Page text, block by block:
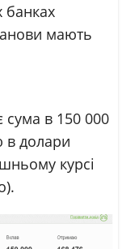
банках
мають
сума в 150 000
в долари
курсі